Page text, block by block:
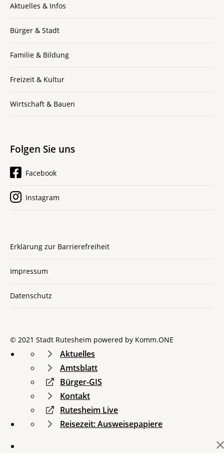
Aktuelles & Infos
Bürger & Stadt
Familie & Bildung
Freizeit & Kultur
Wirtschaft & Bauen
Folgen Sie uns
Facebook
Instagram
Erklärung zur Barrierefreiheit
Impressum
Datenschutz
© 2021 Stadt Rutesheim powered by Komm.ONE
Aktuelles
Amtsblatt
Bürger-GIS
Kontakt
Rutesheim Live
Reisezeit: Ausweisepapiere